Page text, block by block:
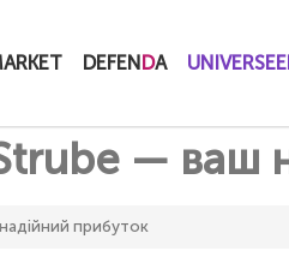
DEFENDA
— ваш
прибуток